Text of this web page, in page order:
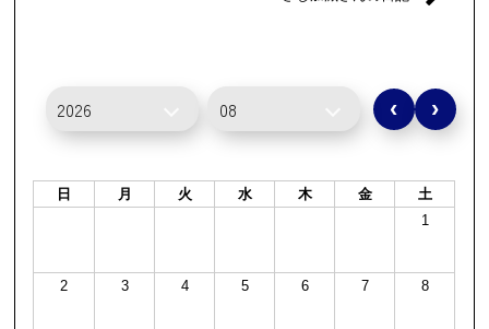
‹ ›
日 月 火 水 木 金
土
1
2 3 4 5 6 7 8